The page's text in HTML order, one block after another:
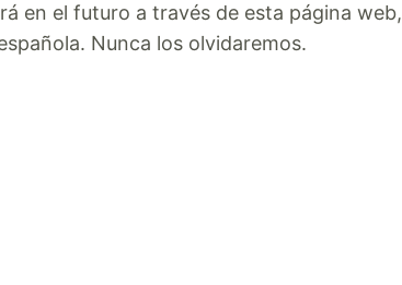
en el futuro a través de esta página web,
Nunca los olvidaremos.